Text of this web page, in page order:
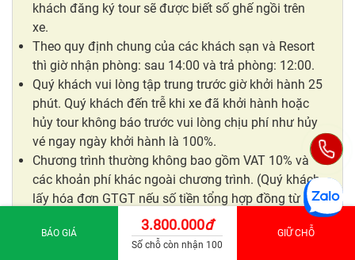
khách đăng ký tour sẽ được biết số ghế ngồi trên
xe.
Theo quy định chung của các khách sạn và Resort
thì giờ nhận phòng: sau 14:00 và trả phòng: 12:00.
Quý khách vui lòng tập trung trước giờ khởi hành 25
phút. Quý khách đến trễ khi xe đã khởi hành hoặc
hủy tour không báo trước vui lòng chịu phí như hủy
vé ngay ngày khởi hành là 100%.
Chương trình thường không bao gồm VAT 10% và
các khoản phí khác ngoài chương trình. (Quý khách
lấy hóa đơn GTGT nếu số tiền tổng hợp đồng từ 20
triệu trở lên vui lòng chuyển khoản qua tài khoản
của công ty đã đăng ký tại ngân hàng).
BÁO GIÁ 3.800.000đ
Số chỗ còn nhận 100
GIỮ CHỖ